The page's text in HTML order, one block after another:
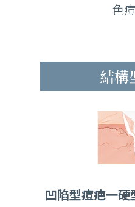
色
結構
凹陷型痘疤一硬